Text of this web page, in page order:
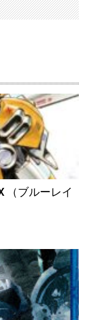
（ブルーレイ